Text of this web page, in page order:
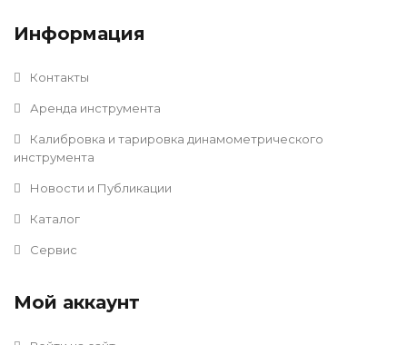
Информация
Контакты
Аренда инструмента
Калибровка и тарировка динамометрического
инструмента
Новости и Публикации
Каталог
Сервис
Мой аккаунт